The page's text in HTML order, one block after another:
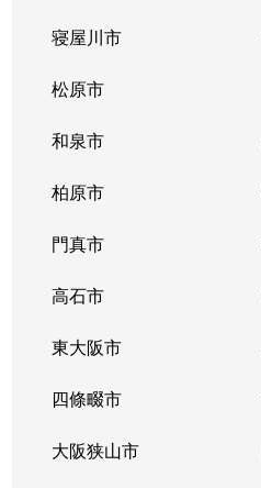
寝屋川市
松原市
和泉市
柏原市
門真市
高石市
東大阪市
四條畷市
大阪狭山市